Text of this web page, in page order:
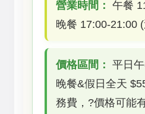
營業時間： 午餐
晚餐 17:00-21:00
價格區間： 平日
晚餐&假日全天
務費，?價格可能